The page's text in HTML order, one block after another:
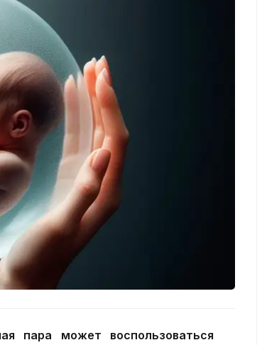
пара может воспользоваться